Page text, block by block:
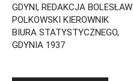
GDYNI, REDAKCJA BOLESŁAW
POLKOWSKI KIEROWNIK
BIURA STATYSTYCZNEGO,
GDYNIA 1937